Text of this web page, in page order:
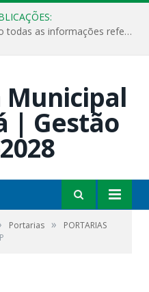
Relatórios Detalhados contendo todas as informações referentes a execução de recursos destinados ao fomento de projetos culturais no Município de Jacundá entre os anos de 2022 ao presente ano de 2026.
Portarias »
PORTARIAS